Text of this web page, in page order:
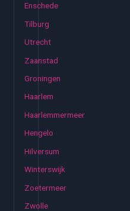
Enschede
Tilburg
Utrecht
Zaanstad
Groningen
Haarlem
Haarlemmermeer
Hengelo
Hilversum
Winterswijk
Zoetermeer
Zwolle